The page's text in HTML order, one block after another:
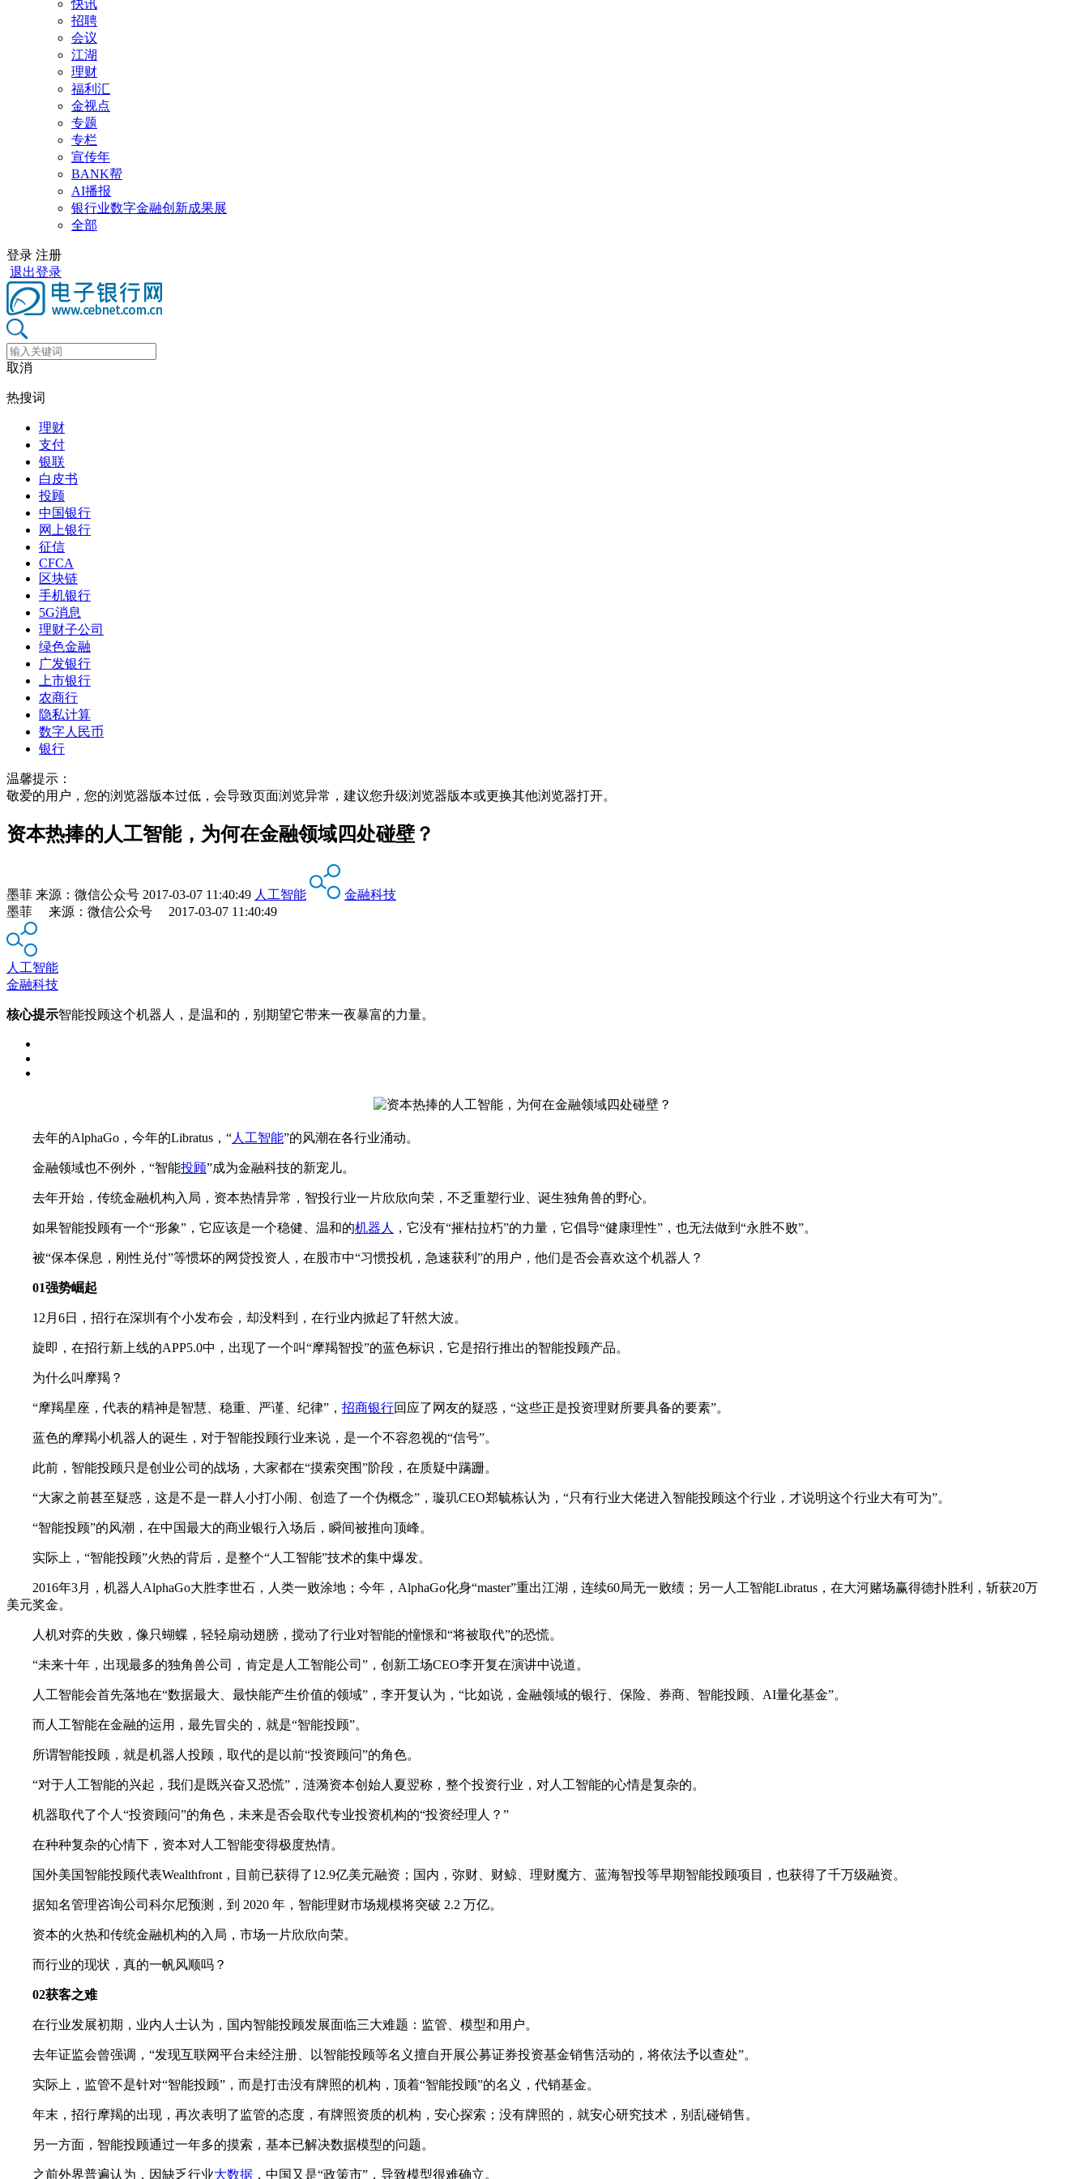
快讯
招聘
会议
江湖
理财
福利汇
金视点
专题
专栏
宣传年
BANK帮
AI播报
银行业数字金融创新成果展
全部
登录 注册
退出登录
取消
热搜词
理财
支付
银联
白皮书
投顾
中国银行
网上银行
征信
CFCA
区块链
手机银行
5G消息
理财子公司
绿色金融
广发银行
上市银行
农商行
隐私计算
数字人民币
银行
温馨提示：
敬爱的用户，您的浏览器版本过低，会导致页面浏览异常，建议您升级浏览器版本或更换其他浏览器打开。
资本热捧的人工智能，为何在金融领域四处碰壁？
墨菲 来源： 微信公众号 2017-03-07 11:40:49 人工智能
金融科技
墨菲 来源：微信公众号 2017-03-07 11:40:49
人工智能
金融科技
核心提示智能投顾这个机器人，是温和的，别期望它带来一夜暴富的力量。
去年的AlphaGo，今年的Libratus，“人工智能”的风潮在各行业涌动。
金融领域也不例外，“智能投顾”成为金融科技的新宠儿。
去年开始，传统金融机构入局，资本热情异常，智投行业一片欣欣向荣，不乏重塑行业、诞生独角兽的野心。
如果智能投顾有一个“形象”，它应该是一个稳健、温和的机器人 ，它没有“摧枯拉朽”的力量，它倡导“健康理性”，也无法做到“永胜不败”。
被“保本保息，刚性兑付”等惯坏的网贷投资人，在股市中“习惯投机，急速获利”的用户，他们是否会喜欢这个机器人？
01强势崛起
12月6日，招行在深圳有个小发布会，却没料到，在行业内掀起了轩然大波。
旋即，在招行新上线的APP5.0中，出现了一个叫“摩羯智投”的蓝色标识，它是招行推出的智能投顾产品。
为什么叫摩羯？
“摩羯星座，代表的精神是智慧、稳重、严谨、纪律”， 招商银行回应了网友的疑惑，“这些正是投资理财所要具备的要素”。
蓝色的摩羯小机器人的诞生，对于智能投顾行业来说，是一个不容忽视的“信号”。
此前，智能投顾只是创业公司的战场，大家都在“摸索突围”阶段，在质疑中蹒跚。
“大家之前甚至疑惑，这是不是一群人小打小闹、创造了一个伪概念”，璇玑CEO郑毓栋认为，“只有行业大佬进入智能投顾这个行业，才说明这个行业大有可为”。
“智能投顾”的风潮，在中国最大的商业银行入场后，瞬间被推向顶峰。
实际上，“智能投顾”火热的背后，是整个“人工智能”技术的集中爆发。
2016年3月，机器人AlphaGo大胜李世石，人类一败涂地；今年，AlphaGo化身“master”重出江湖，连续60局无一败绩；另一人工智能Libratus，在大河赌场赢得德扑胜利，斩获20万
美元奖金。
人机对弈的失败，像只蝴蝶，轻轻扇动翅膀，搅动了行业对智能的憧憬和“将被取代”的恐慌。
“未来十年，出现最多的独角兽公司，肯定是人工智能公司”，创新工场CEO李开复在演讲中说道。
人工智能会首先落地在“数据最大、最快能产生价值的领域”，李开复认为，“比如说，金融领域的银行、保险、券商、智能投顾、AI量化基金”。
而人工智能在金融的运用，最先冒尖的，就是“智能投顾”。
所谓智能投顾，就是机器人投顾，取代的是以前“投资顾问”的角色。
“对于人工智能的兴起，我们是既兴奋又恐慌”，涟漪资本创始人夏翌称，整个投资行业，对人工智能的心情是复杂的。
机器取代了个人“投资顾问”的角色，未来是否会取代专业投资机构的“投资经理人？”
在种种复杂的心情下，资本对人工智能变得极度热情。
国外美国智能投顾代表Wealthfront，目前已获得了12.9亿美元融资；国内，弥财、财鲸、理财魔方、蓝海智投等早期智能投顾项目，也获得了千万级融资。
据知名管理咨询公司科尔尼预测，到 2020 年，智能理财市场规模将突破 2.2 万亿。
资本的火热和传统金融机构的入局，市场一片欣欣向荣。
而行业的现状，真的一帆风顺吗？
02获客之难
在行业发展初期，业内人士认为，国内智能投顾发展面临三大难题：监管、模型和用户。
去年证监会曾强调，“发现互联网平台未经注册、以智能投顾等名义擅自开展公募证券投资基金销售活动的，将依法予以查处”。
实际上，监管不是针对“智能投顾”，而是打击没有牌照的机构，顶着“智能投顾”的名义，代销基金。
年末，招行摩羯的出现，再次表明了监管的态度，有牌照资质的机构，安心探索；没有牌照的，就安心研究技术，别乱碰销售。
另一方面，智能投顾通过一年多的摸索，基本已解决数据模型的问题。
之前外界普遍认为，因缺乏行业大数据 ，中国又是“政策市”，导致模型很难确立。